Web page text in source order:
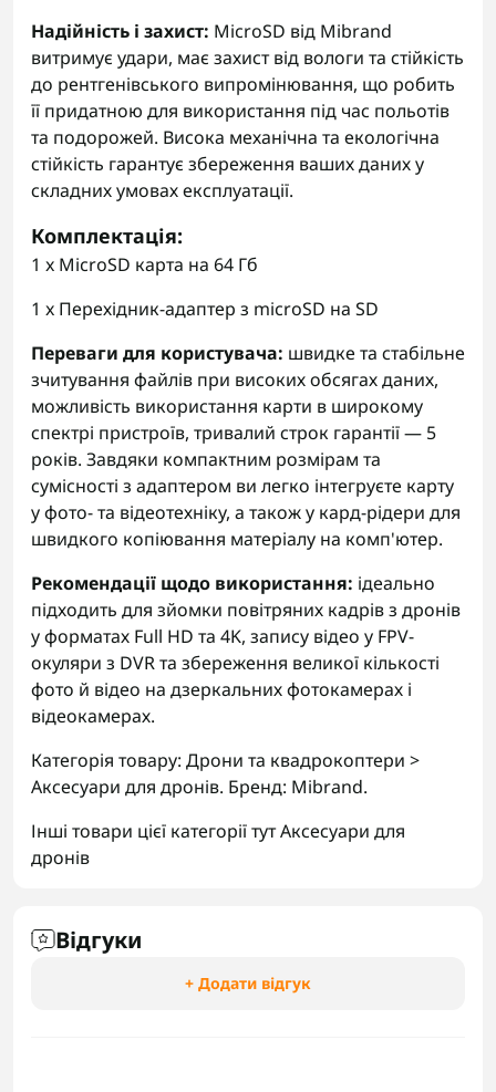
Надійність і захист: MicroSD від Mibrand
витримує удари, має захист від вологи та стійкість
до рентгенівського випромінювання, що робить
її придатною для використання під час польотів
та подорожей. Висока механічна та екологічна
стійкість гарантує збереження ваших даних у
складних умовах експлуатації.
Комплектація:
1 x MicroSD карта на 64 Гб
1 x Перехідник-адаптер з microSD на SD
Переваги для користувача: швидке та стабільне
зчитування файлів при високих обсягах даних,
можливість використання карти в широкому
спектрі пристроїв, тривалий строк гарантії — 5
років. Завдяки компактним розмірам та
сумісності з адаптером ви легко інтегруєте карту
у фото- та відеотехніку, а також у кард-рідери для
швидкого копіювання матеріалу на комп'ютер.
Рекомендації щодо використання: ідеально
підходить для зйомки повітряних кадрів з дронів
у форматах Full HD та 4K, запису відео у FPV-
окуляри з DVR та збереження великої кількості
фото й відео на дзеркальних фотокамерах і
відеокамерах.
Категорія товару: Дрони та квадрокоптери >
Аксесуари для дронів. Бренд: Mibrand.
Інші товари цієї категорії тутАксесуари для
дронів
Відгуки
+ Додати відгук